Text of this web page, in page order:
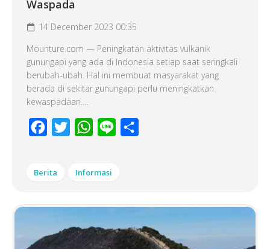
Waspada
14 December 2023 00:35
Mounture.com — Peningkatan aktivitas vulkanik
gunungapi yang ada di Indonesia setiap saat seringkali
berubah-ubah. Hal ini membuat masyarakat yang
berada di sekitar gunungapi perlu meningkatkan
kewaspadaan....
Facebook
Twitter WhatsApp
Line
Berita Informasi